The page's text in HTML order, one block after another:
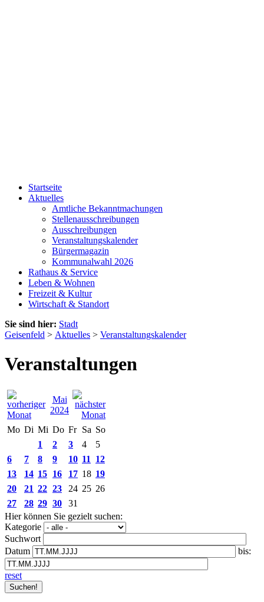
Startseite
Aktuelles
Amtliche Bekanntmachungen
Stellenausschreibungen
Ausschreibungen
Veranstaltungskalender
Bürgermagazin
Kommunalwahl 2026
Rathaus & Service
Leben & Wohnen
Freizeit & Kultur
Wirtschaft & Standort
Sie sind hier: Stadt
Geisenfeld > Aktuelles > Veranstaltungskalender
Veranstaltungen
Mai
2024
Mo Di Mi Do Fr Sa So
1
2 3 4
5
6
7 8 9 10 11
12
13
14 15 16 17 18 19
20
21 22 23 24 25 26
27
28 29 30
31
Hier können Sie gezielt suchen:
Kategorie
Suchwort
Datum
bis:
reset